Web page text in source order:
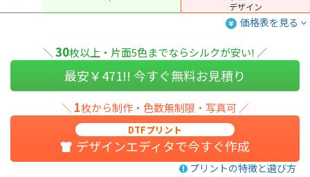
デザイン
価格表を見る
＼ 30枚以上・片面5色までならシルクが安い! ／
最安￥471!! 今すぐ無料お見積り
＼ 1枚から制作・色数無制限・写真可 ／
DTFプリント
デザインエディタで今すぐ作成
プリントの特徴と選び方